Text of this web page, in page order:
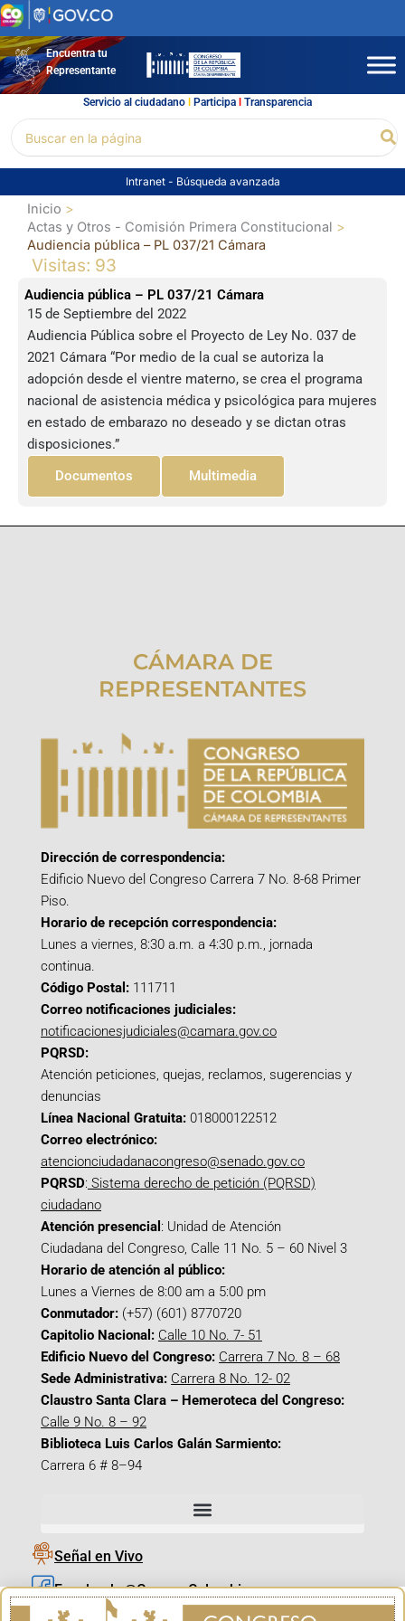
Ir
al
contenidoEncuentra tu
Representante
Servicio al ciudadano l Participal Transparencia
por:
Intranet - Búsqueda avanzada
Inicio
Actas y Otros - Comisión Primera Constitucional
Audiencia pública – PL 037/21 Cámara
Visitas: 93
Audiencia pública – PL 037/21 Cámara
15 de Septiembre del 2022
Audiencia Pública sobre el Proyecto de Ley No. 037 de
2021 Cámara “Por medio de la cual se autoriza la
adopción desde el vientre materno, se crea el programa
nacional de asistencia médica y psicológica para mujeres
en estado de embarazo no deseado y se dictan otras
disposiciones.”
Documentos
Multimedia
CÁMARA DE
REPRESENTANTES
Dirección de correspondencia:
Edificio Nuevo del Congreso Carrera 7 No. 8-68 Primer
Piso.
Horario de recepción correspondencia:
Lunes a viernes, 8:30 a.m. a 4:30 p.m., jornada
continua.
Código Postal: 111711
Correo notificaciones judiciales:
notificacionesjudiciales@camara.gov.co
PQRSD:
Atención peticiones, quejas, reclamos, sugerencias y
denuncias
Línea Nacional Gratuita: 018000122512
Correo electrónico:
atencionciudadanacongreso@senado.gov.co
PQRSD: Sistema derecho de petición (PQRSD)
ciudadano
Atención presencial : Unidad de Atención
Ciudadana del Congreso, Calle 11 No. 5 – 60 Nivel 3
Horario de atención al público:
Lunes a Viernes de 8:00 am a 5:00 pm
Conmutador: (+57) (601) 8770720
Capitolio Nacional: Calle 10 No. 7- 51
Edificio Nuevo del Congreso: Carrera 7 No. 8 – 68
Sede Administrativa: Carrera 8 No. 12- 02
Claustro Santa Clara – Hemeroteca del Congreso:
Calle 9 No. 8 – 92
Biblioteca Luis Carlos Galán Sarmiento:
Carrera 6 # 8–94
Señal en Vivo
Facebook_@CamaraColombia